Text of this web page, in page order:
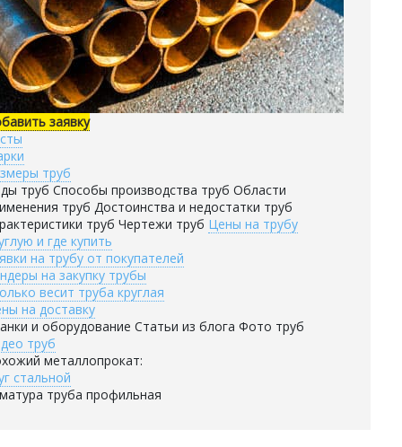
заявку
труб
труб Способы производства труб Области
труб Достоинства и недостатки труб
труб Чертежи труб Цены на трубу
и где купить
на трубу от покупателей
на закупку трубы
весит труба круглая
на доставку
и оборудование Статьи из блога Фото труб
труб
металлопрокат:
стальной
труба профильная